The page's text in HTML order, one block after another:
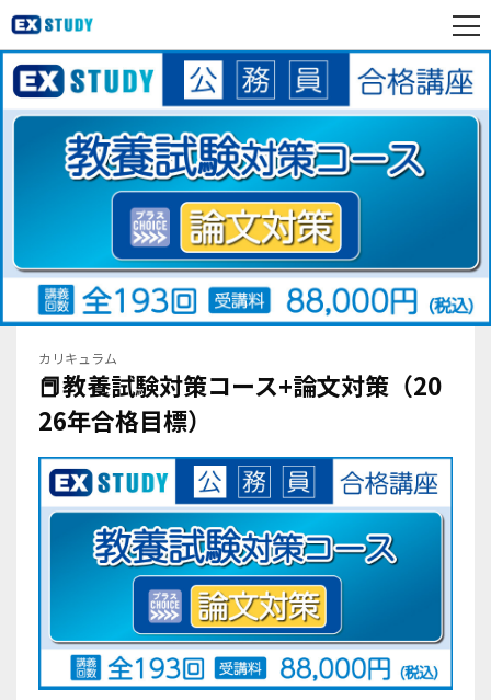
カリキュラム
📕教養試験対策コース+論文対策（20
26年合格目標）